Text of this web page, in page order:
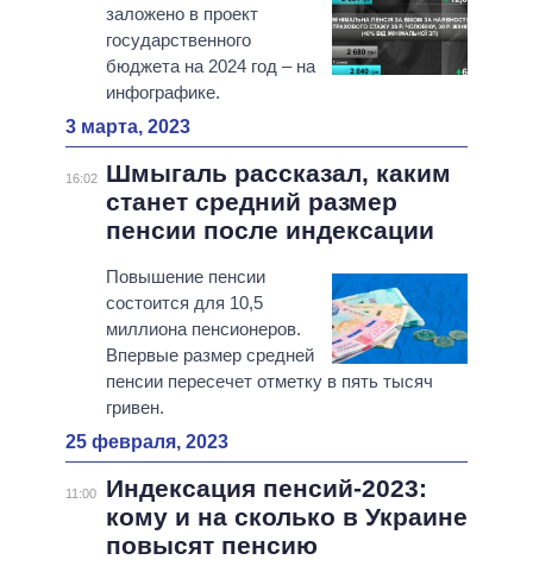
заложено в проект
государственного
бюджета на 2024 год – на
инфографике.
3 марта, 2023
16:02
Шмыгаль рассказал, каким
станет средний размер
пенсии после индексации
Повышение пенсии
состоится для 10,5
миллиона пенсионеров.
Впервые размер средней
пенсии пересечет отметку в пять тысяч
гривен.
25 февраля, 2023
11:00
Индексация пенсий-2023:
кому и на сколько в Украине
повысят пенсию